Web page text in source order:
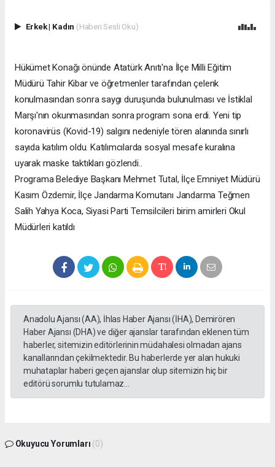
Erkek| Kadın (Haberi Sesli Oku)
Hükümet Konağı önünde Atatürk Anıtı'na İlçe Milli Eğitim
Müdürü Tahir Kibar ve öğretmenler tarafından çelenk
konulmasından sonra saygı duruşunda bulunulması ve İstiklal
Marşı'nın okunmasından sonra program sona erdi. Yeni tip
koronavirüs (Kovid-19) salgını nedeniyle tören alanında sınırlı
sayıda katılım oldu. Katılımcılarda sosyal mesafe kuralına
uyarak maske taktıkları gözlendi..
Programa Belediye Başkanı Mehmet Tutal, İlçe Emniyet Müdürü
Kasım Özdemir, İlçe Jandarma Komutanı Jandarma Teğmen
Salih Yahya Koca, Siyasi Parti Temsilcileri birim amirleri Okul
Müdürleri katıldı
Anadolu Ajansı (AA), İhlas Haber Ajansı (İHA), Demirören
Haber Ajansı (DHA) ve diğer ajanslar tarafından eklenen tüm
haberler, sitemizin editörlerinin müdahalesi olmadan ajans
kanallarından çekilmektedir. Bu haberlerde yer alan hukuki
muhataplar haberi geçen ajanslar olup sitemizin hiç bir
editörü sorumlu tutulamaz...
Okuyucu Yorumları (0)